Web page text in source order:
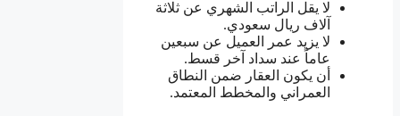
لا يقل الراتب الشهري عن ثلاثة
آلاف ريال سعودي.
لا يزيد عمر العميل عن سبعين
عاماً عند سداد آخر قسط.
أن يكون العقار ضمن النطاق
العمراني والمخطط المعتمد.